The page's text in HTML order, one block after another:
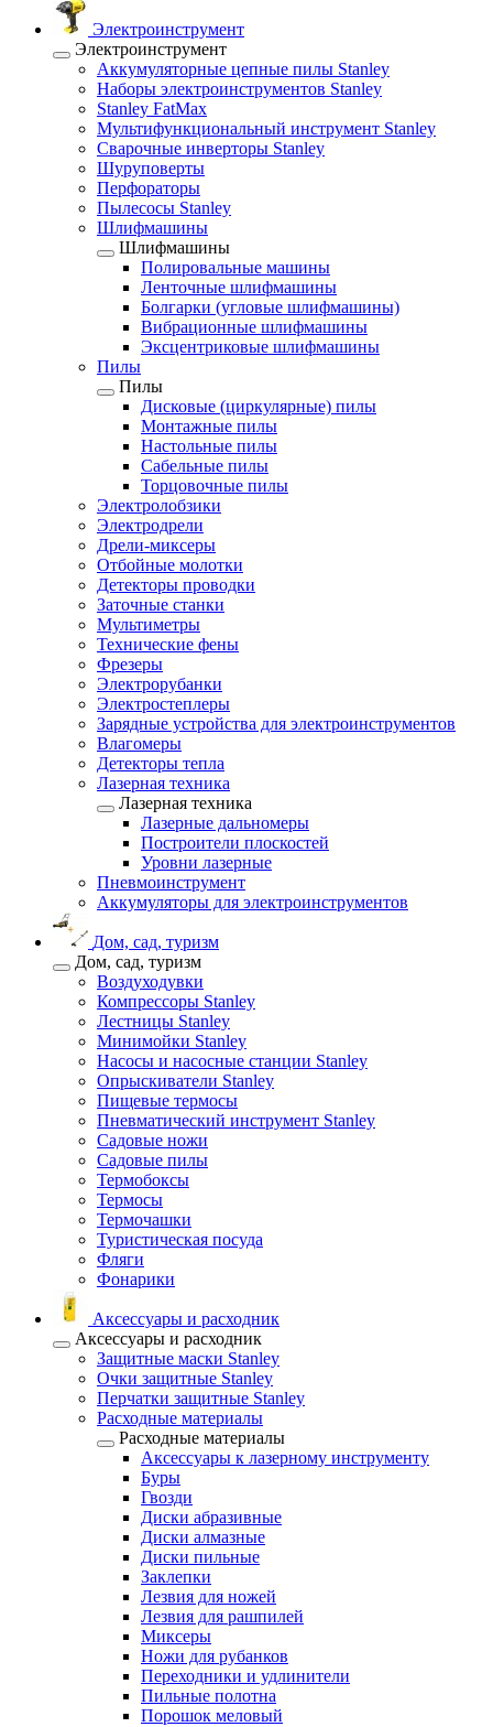
Электроинструмент
Электроинструмент
Аккумуляторные цепные пилы Stanley
Наборы электроинструментов Stanley
Stanley FatMax
Мультифункциональный инструмент Stanley
Сварочные инверторы Stanley
Шуруповерты
Перфораторы
Пылесосы Stanley
Шлифмашины
Шлифмашины
Полировальные машины
Ленточные шлифмашины
Болгарки (угловые шлифмашины)
Вибрационные шлифмашины
Эксцентриковые шлифмашины
Пилы
Пилы
Дисковые (циркулярные) пилы
Монтажные пилы
Настольные пилы
Сабельные пилы
Торцовочные пилы
Электролобзики
Электродрели
Дрели-миксеры
Отбойные молотки
Детекторы проводки
Заточные станки
Мультиметры
Технические фены
Фрезеры
Электрорубанки
Электростеплеры
Зарядные устройства для электроинструментов
Влагомеры
Детекторы тепла
Лазерная техника
Лазерная техника
Лазерные дальномеры
Построители плоскостей
Уровни лазерные
Пневмоинструмент
Аккумуляторы для электроинструментов
Дом, сад, туризм
Дом, сад, туризм
Воздуходувки
Компрессоры Stanley
Лестницы Stanley
Минимойки Stanley
Насосы и насосные станции Stanley
Опрыскиватели Stanley
Пищевые термосы
Пневматический инструмент Stanley
Садовые ножи
Садовые пилы
Термобоксы
Термосы
Термочашки
Туристическая посуда
Фляги
Фонарики
Аксессуары и расходник
Аксессуары и расходник
Защитные маски Stanley
Очки защитные Stanley
Перчатки защитные Stanley
Расходные материалы
Расходные материалы
Аксессуары к лазерному инструменту
Буры
Гвозди
Диски абразивные
Диски алмазные
Диски пильные
Заклепки
Лезвия для ножей
Лезвия для рашпилей
Миксеры
Ножи для рубанков
Переходники и удлинители
Пильные полотна
Порошок меловый